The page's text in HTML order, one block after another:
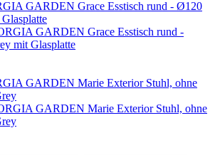
GARDEN Grace Esstisch rund -
mit Glasplatte
GARDEN Marie Exterior Stuhl, ohne